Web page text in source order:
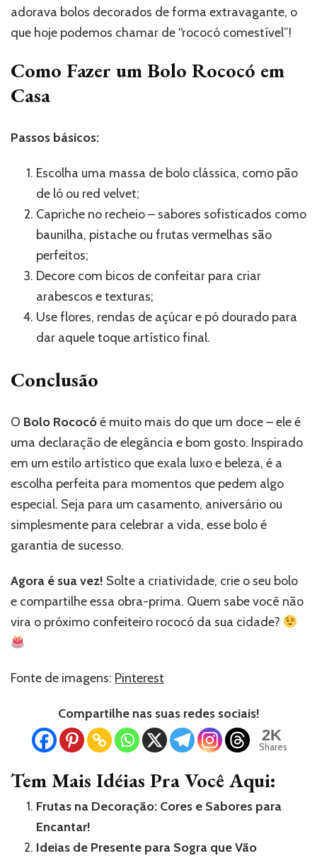
adorava bolos decorados de forma extravagante, o
que hoje podemos chamar de “rococó comestível”!
Como Fazer um Bolo Rococó em
Casa
Passos básicos:
Escolha uma massa de bolo clássica, como pão
de ló ou red velvet;
Capriche no recheio – sabores sofisticados como
baunilha, pistache ou frutas vermelhas são
perfeitos;
Decore com bicos de confeitar para criar
arabescos e texturas;
Use flores, rendas de açúcar e pó dourado para
dar aquele toque artístico final.
Conclusão
O Bolo Rococóé muito mais do que um doce – ele é
uma declaração de elegância e bom gosto. Inspirado
em um estilo artístico que exala luxo e beleza, é a
escolha perfeita para momentos que pedem algo
especial. Seja para um casamento, aniversário ou
simplesmente para celebrar a vida, esse bolo é
garantia de sucesso.
Agora é sua vez! Solte a criatividade, crie o seu bolo
e compartilhe essa obra-prima. Quem sabe você não
vira o próximo confeiteiro rococó da sua cidade?
Fonte de imagens: Pinterest
Compartilhe nas suas redes sociais!
2K
Shares
Tem Mais Idéias Pra Você Aqui:
Frutas na Decoração: Cores e Sabores para
Encantar!
Ideias de Presente para Sogra que Vão